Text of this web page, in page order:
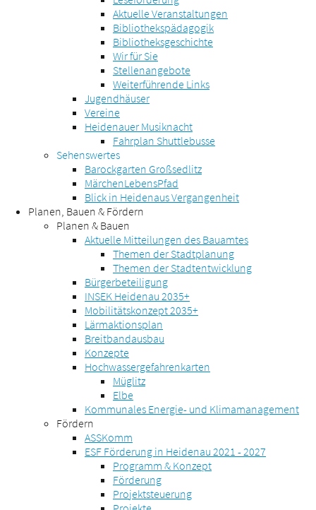
Aktuelle Veranstaltungen
Bibliothekspädagogik
Bibliotheksgeschichte
Wir für Sie
Stellenangebote
Weiterführende Links
Jugendhäuser
Vereine
Heidenauer Musiknacht
Fahrplan Shuttlebusse
Sehenswertes
Barockgarten Großsedlitz
MärchenLebensPfad
Blick in Heidenaus Vergangenheit
Planen, Bauen & Fördern
Planen & Bauen
Aktuelle Mitteilungen des Bauamtes
Themen der Stadtplanung
Themen der Stadtentwicklung
Bürgerbeteiligung
INSEK Heidenau 2035+
Mobilitätskonzept 2035+
Lärmaktionsplan
Breitbandausbau
Konzepte
Hochwassergefahrenkarten
Müglitz
Elbe
Kommunales Energie- und Klimamanagement
Fördern
ASSKomm
ESF Förderung in Heidenau 2021 - 2027
Programm & Konzept
Förderung
Projektsteuerung